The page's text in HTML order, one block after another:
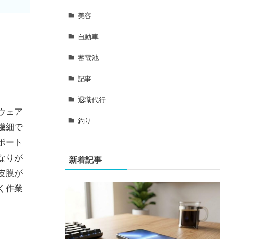
ェア
細で
ート
りが
膜が
作業
美容
自動車
蓄電池
記事
退職代行
釣り
新着記事